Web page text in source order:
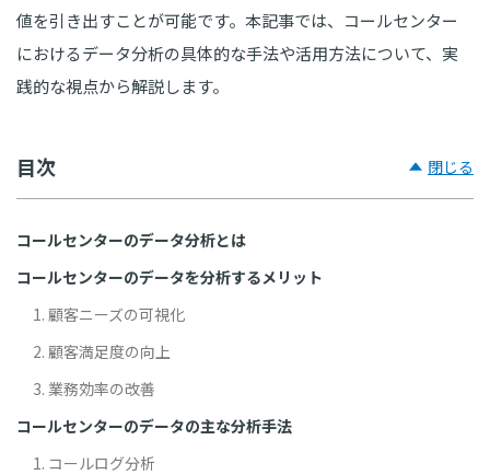
値を引き出すことが可能です。本記事では、コールセンター
におけるデータ分析の具体的な手法や活用方法について、実
践的な視点から解説します。
目次 閉じる
コールセンターのデータ分析とは
コールセンターのデータを分析するメリット
1. 顧客ニーズの可視化
2. 顧客満足度の向上
3. 業務効率の改善
コールセンターのデータの主な分析手法
1. コールログ分析